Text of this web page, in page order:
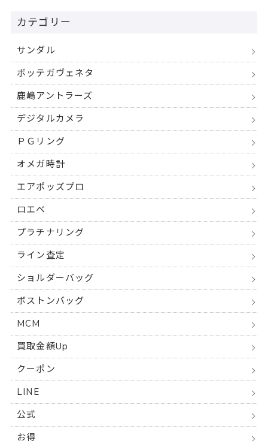
カテゴリー
サンダル
ボッテガヴェネタ
鹿嶋アントラーズ
デジタルカメラ
ＰＧリング
オメガ時計
エアポッズプロ
ロエベ
プラチナリング
ライン査定
ショルダーバッグ
ボストンバッグ
MCM
買取金額Up
クーポン
LINE
公式
お得